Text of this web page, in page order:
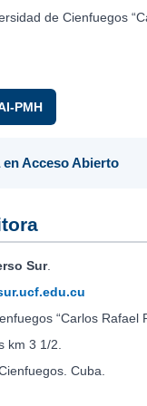
de Cienfuegos
PMH
en Acceso Abierto
Sur.
“Carlos Rafael
km 3 1/2.
Cuba.